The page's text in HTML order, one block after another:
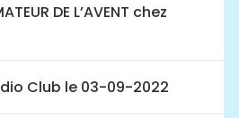
DE L’AVENT chez
Club le 03-09-2022